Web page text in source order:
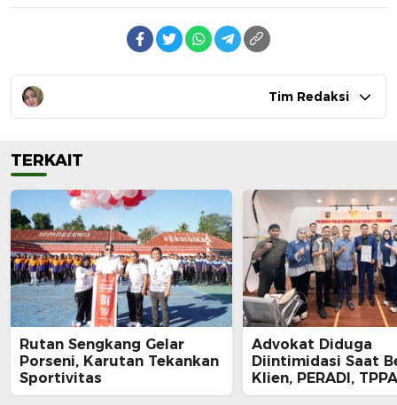
Tim Redaksi
TERKAIT
Rutan Sengkang Gelar
Porseni, Karutan Tekankan
Sportivitas
Advokat Diduga
Diintimidasi Saat
Klien, PERADI,
IKADIN Kompak